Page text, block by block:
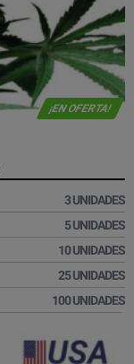
¡EN OFERTA!
3 UNIDADES
5 UNIDADES
10 UNIDADES
25 UNIDADES
100 UNIDADES